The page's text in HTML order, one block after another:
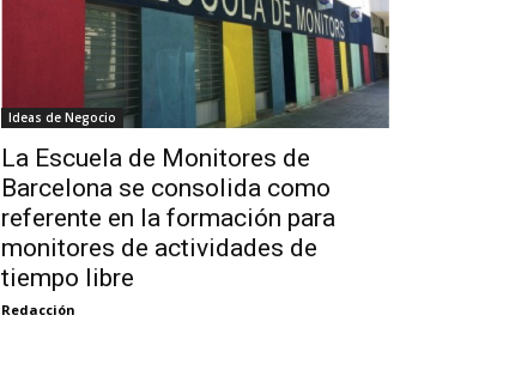
Ideas de Negocio
La Escuela de Monitores de
Barcelona se consolida como
referente en la formación para
monitores de actividades de
tiempo libre
Redacción